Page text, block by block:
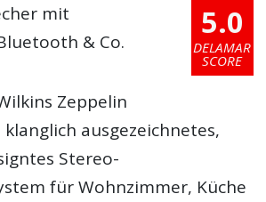
5.0
DELAMAR
SCORE
mit
& Co.
Zeppelin
ausgezeichnetes,
Stereo-
für Wohnzimmer, Küche